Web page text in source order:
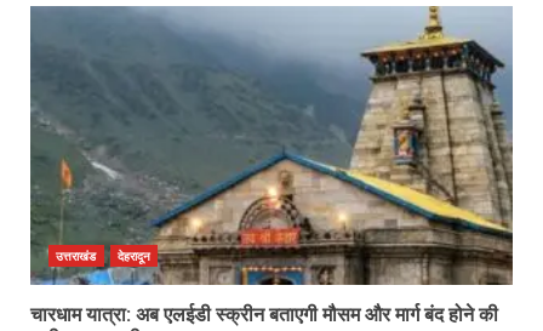
उत्तराखंड देहरादून
चारधाम यात्रा: अब एलईडी स्क्रीन बताएगी मौसम और मार्ग बंद होने की